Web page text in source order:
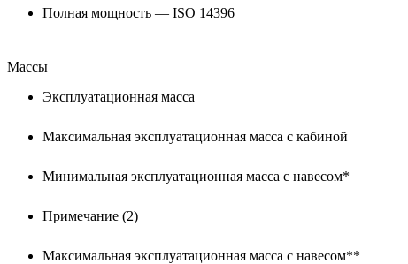
Полная мощность — ISO 14396
Массы
Эксплуатационная масса
Максимальная эксплуатационная масса с кабиной
Минимальная эксплуатационная масса с навесом*
Примечание (2)
Максимальная эксплуатационная масса с навесом**